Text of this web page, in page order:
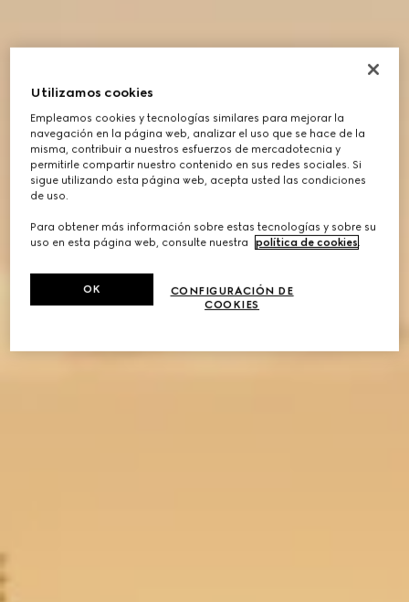
Utilizamos cookies
Empleamos cookies y tecnologías similares para mejorar la
navegación en la página web, analizar el uso que se hace de la
misma, contribuir a nuestros esfuerzos de mercadotecnia y
permitirle compartir nuestro contenido en sus redes sociales. Si
sigue utilizando esta página web, acepta usted las condiciones
de uso.
Para obtener más información sobre estas tecnologías y sobre su
uso en esta página web, consulte nuestra
política de cookies
CONFIGURACIÓN DE
COOKIES
OK